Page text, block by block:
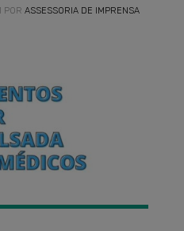
POR ASSESSORIA DE IMPRENSA